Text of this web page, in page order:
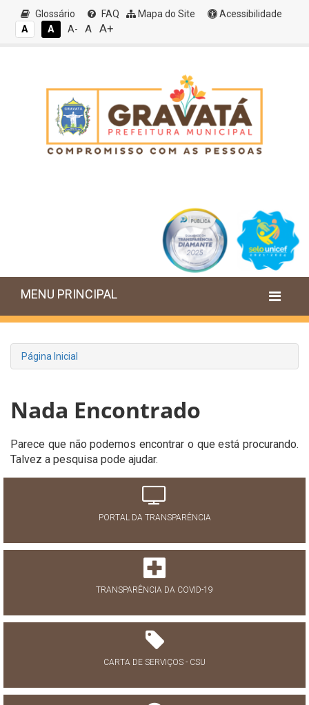
Glossário FAQ Mapa do Site
Acessibilidade
A
A A- A A+
MENU PRINCIPAL
Página Inicial
Nada Encontrado
Parece que não podemos encontrar o que está procurando.
Talvez a pesquisa pode ajudar.
PORTAL DA TRANSPARÊNCIA
TRANSPARÊNCIA DA COVID-19
CARTA DE SERVIÇOS - CSU